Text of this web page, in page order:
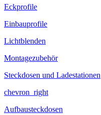
Eckprofile
Einbauprofile
Lichtblenden
Montagezubehör
Steckdosen und Ladestationen
chevron_right
Aufbausteckdosen